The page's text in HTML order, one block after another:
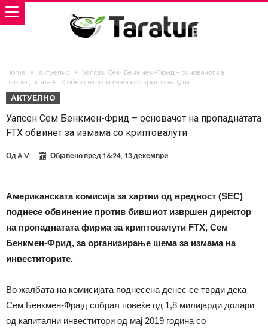
Home Актуелно
Уапсен Сем Бенкмен-Фрид – основачот на
пропаднатата FTX обвинет за измама со криптовалути
АКТУЕЛНО
Уапсен Сем Бенкмен-Фрид – основачот на пропаднатата
FTX обвинет за измама со криптовалути
ОдA V Објавено пред 16:24, 13 декември
Американската комисија за хартии од вредност (SEC)
поднесе обвинение против бившиот извршен директор
на пропаднатата фирма за криптовалути FTX, Сем
Бенкмен-Фрид, за организирање шема за измама на
инвеститорите.
Во жалбата на комисијата поднесена денес се тврди дека
Сем Бенкмен-Фрајд собрал повеќе од 1,8 милијарди долари
од капитални инвеститори од мај 2019 година со